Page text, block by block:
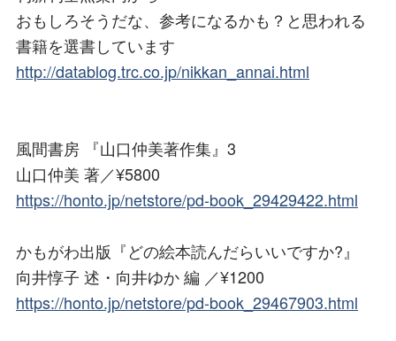
おもしろそうだな、参考になるかも？と思われる
書籍を選書しています
http://datablog.trc.co.jp/nikkan_annai.html
風間書房 『山口仲美著作集』3
山口仲美 著／¥5800
https://honto.jp/netstore/pd-book_29429422.html
かもがわ出版『どの絵本読んだらいいですか?』
向井惇子 述・向井ゆか 編 ／¥1200
https://honto.jp/netstore/pd-book_29467903.html